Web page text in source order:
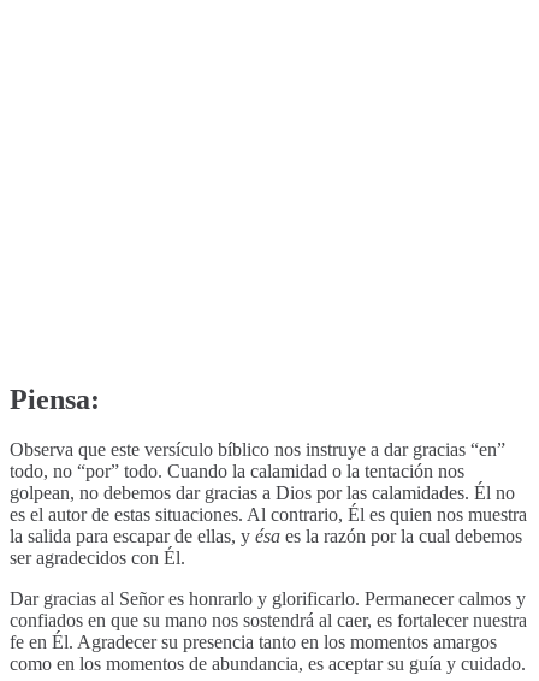
Piensa:
Observa que este versículo bíblico nos instruye a dar gracias “en”
todo, no “por” todo. Cuando la calamidad o la tentación nos
golpean, no debemos dar gracias a Dios por las calamidades. Él no
es el autor de estas situaciones. Al contrario, Él es quien nos muestra
la salida para escapar de ellas, y ésa es la razón por la cual debemos
ser agradecidos con Él.
Dar gracias al Señor es honrarlo y glorificarlo. Permanecer calmos y
confiados en que su mano nos sostendrá al caer, es fortalecer nuestra
fe en Él. Agradecer su presencia tanto en los momentos amargos
como en los momentos de abundancia, es aceptar su guía y cuidado.